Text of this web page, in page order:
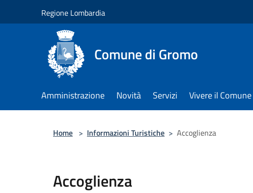
Regione Lombardia
Comune di Gromo
Amministrazione Novità Servizi Vivere il Comune
Home > Informazioni Turistiche > Accoglienza
Accoglienza